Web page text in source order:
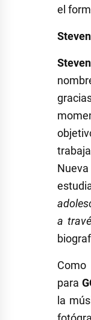
el
Steven
a
para
la